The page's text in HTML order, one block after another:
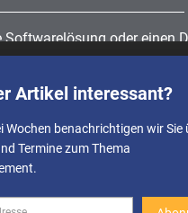
über die Nutzung
zu erhalten und unser
zu können. Weitere
finden Sie in unserer
Softwarelösung oder einen
Risikomanagement,
ISMS?
Partner finden
Artikel interessant?
Wochen benachrichtigen wir Sie
Termine zum Thema